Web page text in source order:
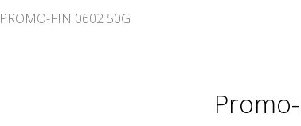
PROMO-FIN 0602 50G